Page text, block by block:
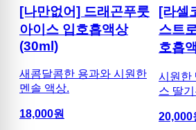
[나만없어] 드래곤푸룻
아이스 입호흡액상
(30ml)
새콤달콤한 용과와 시원한
멘솔 액상.
18,000원
[라셀
스트
호흡
시원한
스 딸
20,000